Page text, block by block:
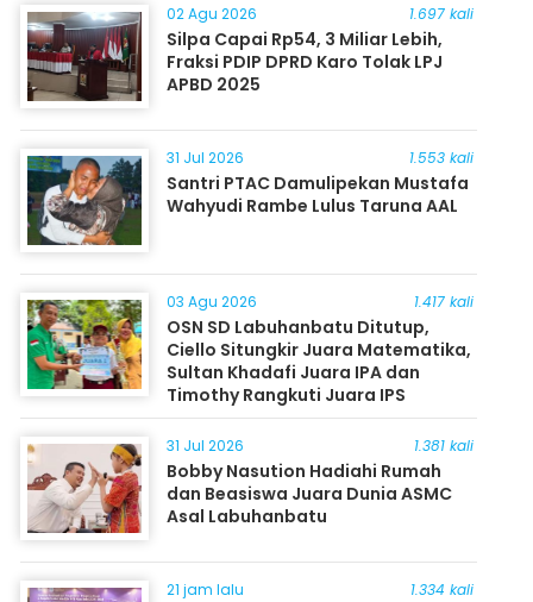
02 Agu 2026 1.697 kali
Silpa Capai Rp54, 3 Miliar Lebih,
Fraksi PDIP DPRD Karo Tolak LPJ
APBD 2025
31 Jul 2026 1.553 kali
Santri PTAC Damulipekan Mustafa
Wahyudi Rambe Lulus Taruna AAL
03 Agu 2026 1.417 kali
OSN SD Labuhanbatu Ditutup,
Ciello Situngkir Juara Matematika,
Sultan Khadafi Juara IPA dan
Timothy Rangkuti Juara IPS
31 Jul 2026 1.381 kali
Bobby Nasution Hadiahi Rumah
dan Beasiswa Juara Dunia ASMC
Asal Labuhanbatu
21 jam lalu 1.334 kali